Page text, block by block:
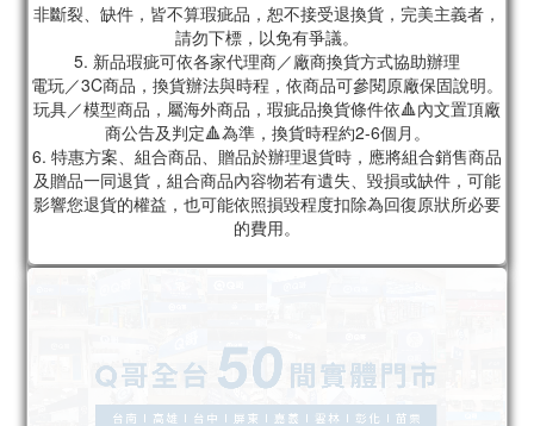
非斷裂、缺件，皆不算瑕疵品，恕不接受退換貨，完美主義者，
請勿下標，以免有爭議。
5. 新品瑕疵可依各家代理商／廠商換貨方式協助辦理
電玩／3C商品，換貨辦法與時程，依商品可參閱原廠保固說明。
玩具／模型商品，屬海外商品，瑕疵品換貨條件依🔺內文置頂廠
商公告及判定🔺為準，換貨時程約2-6個月。
6. 特惠方案、組合商品、贈品於辦理退貨時，應將組合銷售商品
及贈品一同退貨，組合商品內容物若有遺失、毀損或缺件，可能
影響您退貨的權益，也可能依照損毀程度扣除為回復原狀所必要
的費用。